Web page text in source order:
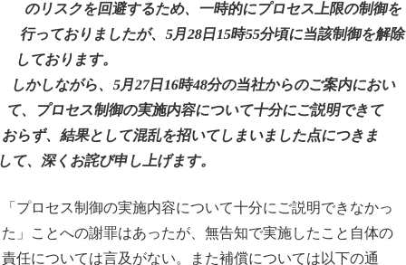
のリスクを回避するため、一時的にプロセス上限の制御を
行っておりましたが、5月28日15時55分頃に当該制御を解除
しております。
しかしながら、5月27日16時48分の当社からのご案内におい
て、プロセス制御の実施内容について十分にご説明できて
おらず、結果として混乱を招いてしまいました点につきま
て、深くお詫び申し上げます。
「プロセス制御の実施内容について十分にご説明できなかっ
た」ことへの謝罪はあったが、無告知で実施したこと自体の
責任については言及がない。また補償については以下の通